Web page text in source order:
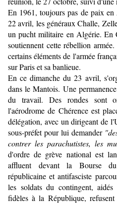
En 1961, toujours pas de paix
22 avril, les généraux Challe,
un pucht militaire en Algérie. En
soutiennent cette rébellion
certains éléments de l'armée
sur Paris et sa banlieue.
En ce dimanche du 23 avril,
dans le Mantois. Une
du travail. Des rondes sont
l'aérodrome de Chérence est
délégation, avec un dirigeant de
sous-préfet pour lui demander
contrer les parachutistes, les
d'ordre de grève national est
affluent devant la Bourse
républicaine et antifasciste
les soldats du contingent,
fidèles à la République,